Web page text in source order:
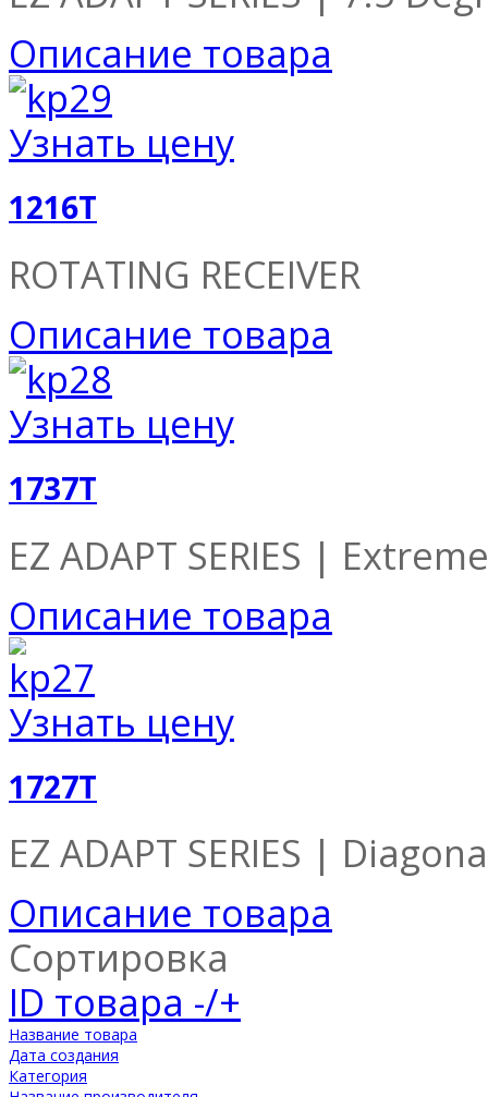
Описание товара
Узнать цену
1216T
ROTATING RECEIVER
Описание товара
Узнать цену
1737T
EZ ADAPT SERIES |
Описание товара
Узнать цену
1727T
EZ ADAPT SERIES |
Описание товара
Сортировка
ID товара -/+
Название товара
Дата создания
Категория